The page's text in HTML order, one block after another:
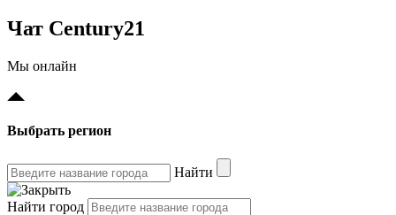
Чат Century21
Мы онлайн
Выбрать регион
Найти
Найти город